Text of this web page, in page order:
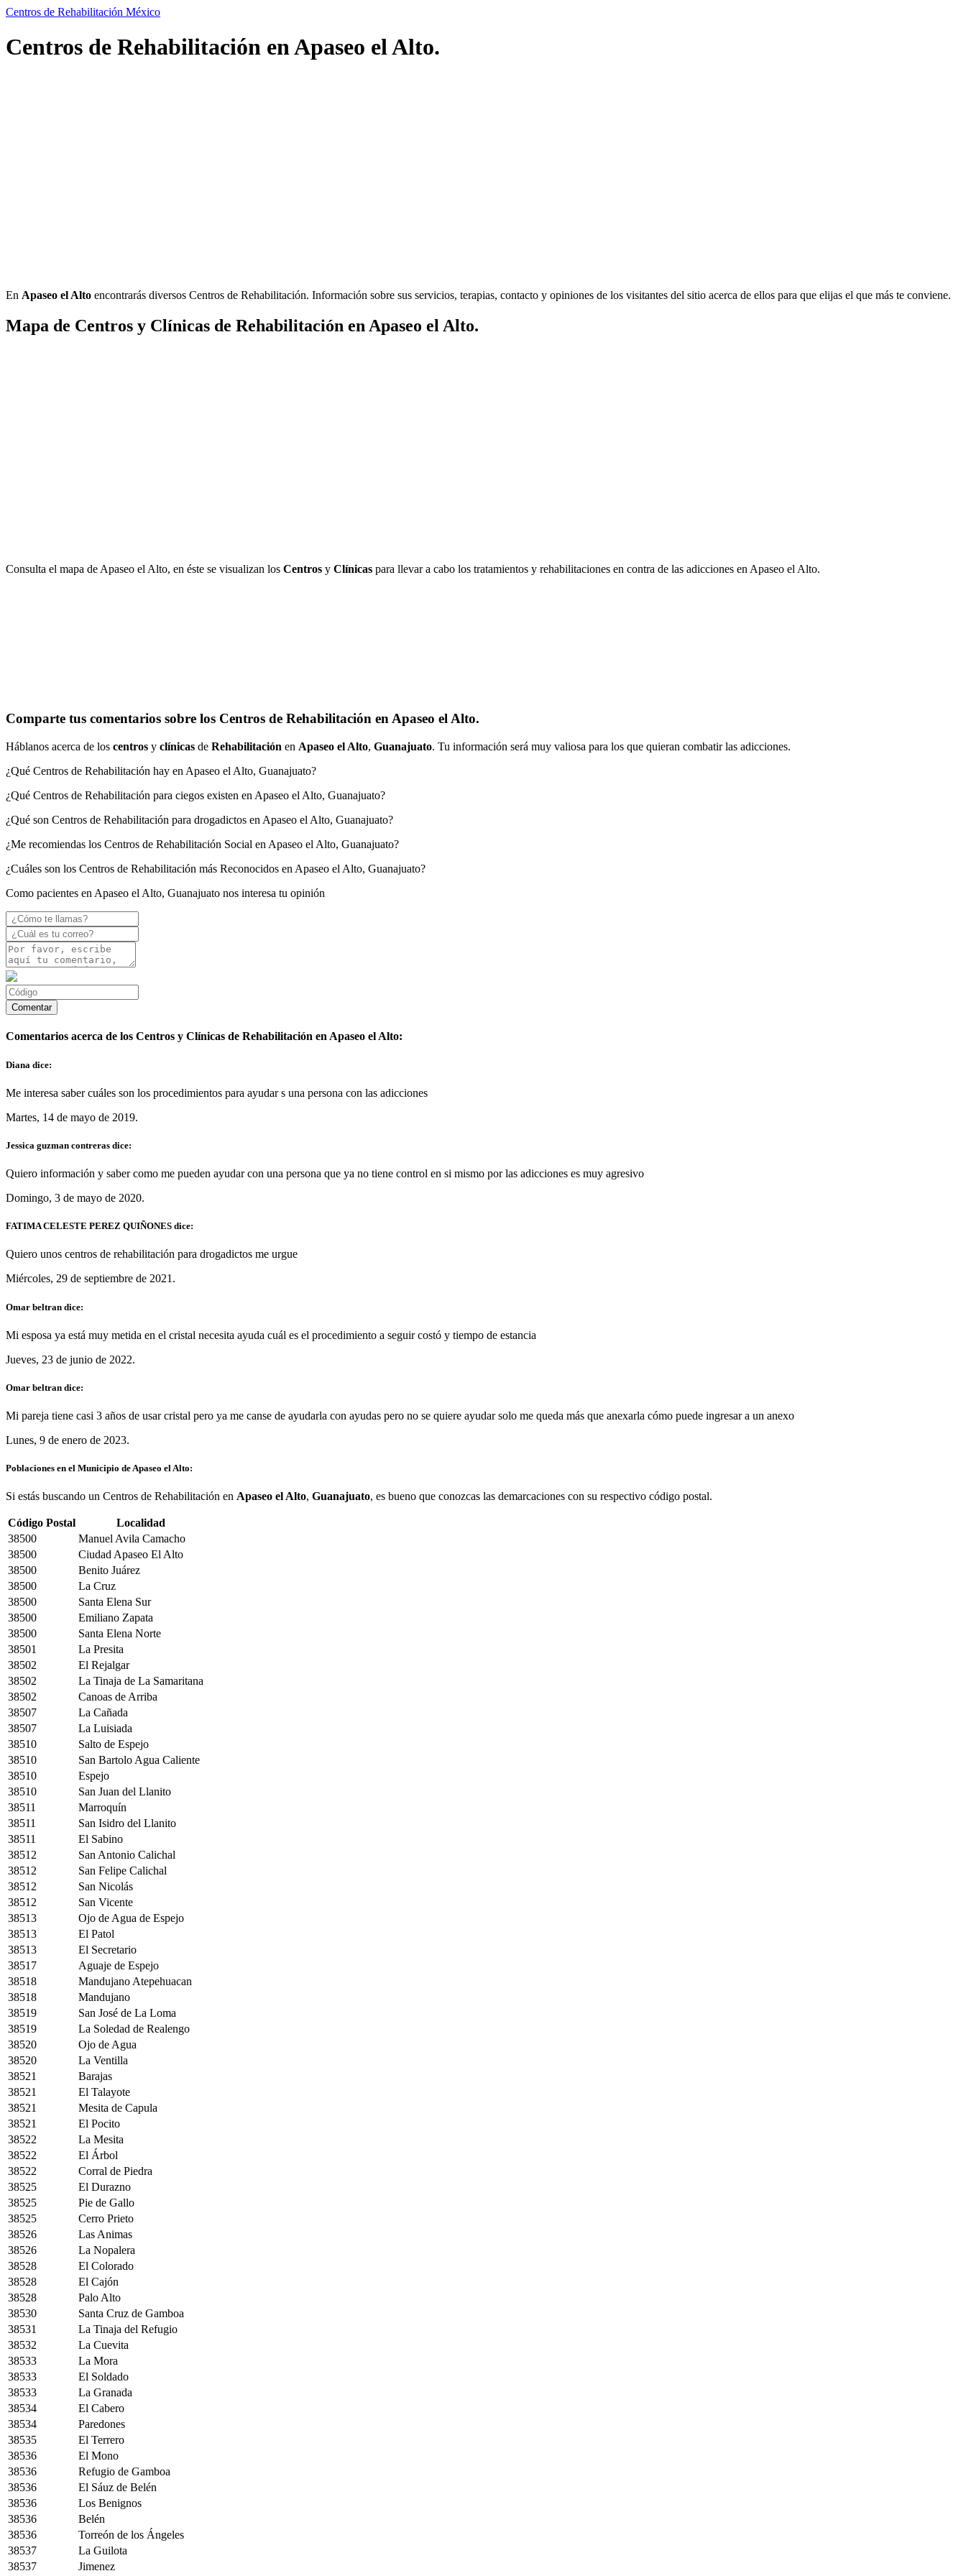
Centros de Rehabilitación México
Centros de Rehabilitación en Apaseo el Alto.
En Apaseo el Alto encontrarás diversos Centros de Rehabilitación. Información sobre sus servicios, terapias, contacto y opiniones de los visitantes del sitio acerca de ellos para que elijas el que más te conviene.
Mapa de Centros y Clínicas de Rehabilitación en Apaseo el Alto.
Consulta el mapa de Apaseo el Alto, en éste se visualizan los Centros y Clínicas para llevar a cabo los tratamientos y rehabilitaciones en contra de las adicciones en Apaseo el Alto.
Comparte tus comentarios sobre los Centros de Rehabilitación en Apaseo el Alto.
Háblanos acerca de los centros y clínicas de Rehabilitación en Apaseo el Alto, Guanajuato. Tu información será muy valiosa para los que quieran combatir las adicciones.
¿Qué Centros de Rehabilitación hay en Apaseo el Alto, Guanajuato?
¿Qué Centros de Rehabilitación para ciegos existen en Apaseo el Alto, Guanajuato?
¿Qué son Centros de Rehabilitación para drogadictos en Apaseo el Alto, Guanajuato?
¿Me recomiendas los Centros de Rehabilitación Social en Apaseo el Alto, Guanajuato?
¿Cuáles son los Centros de Rehabilitación más Reconocidos en Apaseo el Alto, Guanajuato?
Como pacientes en Apaseo el Alto, Guanajuato nos interesa tu opinión
Comentarios acerca de los Centros y Clínicas de Rehabilitación en Apaseo el Alto:
Diana dice:
Me interesa saber cuáles son los procedimientos para ayudar s una persona con las adicciones
Martes, 14 de mayo de 2019.
Jessica guzman contreras dice:
Quiero información y saber como me pueden ayudar con una persona que ya no tiene control en si mismo por las adicciones es muy agresivo
Domingo, 3 de mayo de 2020.
FATIMA CELESTE PEREZ QUIÑONES dice:
Quiero unos centros de rehabilitación para drogadictos me urgue
Miércoles, 29 de septiembre de 2021.
Omar beltran dice:
Mi esposa ya está muy metida en el cristal necesita ayuda cuál es el procedimiento a seguir costó y tiempo de estancia
Jueves, 23 de junio de 2022.
Omar beltran dice:
Mi pareja tiene casi 3 años de usar cristal pero ya me canse de ayudarla con ayudas pero no se quiere ayudar solo me queda más que anexarla cómo puede ingresar a un anexo
Lunes, 9 de enero de 2023.
Poblaciones en el Municipio de Apaseo el Alto:
Si estás buscando un Centros de Rehabilitación en Apaseo el Alto, Guanajuato, es bueno que conozcas las demarcaciones con su respectivo código postal.
Código Postal
Localidad
38500
Manuel Avila Camacho
38500
Ciudad Apaseo El Alto
38500
Benito Juárez
38500
La Cruz
38500
Santa Elena Sur
38500
Emiliano Zapata
38500
Santa Elena Norte
38501
La Presita
38502
El Rejalgar
38502
La Tinaja de La Samaritana
38502
Canoas de Arriba
38507
La Cañada
38507
La Luisiada
38510
Salto de Espejo
38510
San Bartolo Agua Caliente
38510
Espejo
38510
San Juan del Llanito
38511
Marroquín
38511
San Isidro del Llanito
38511
El Sabino
38512
San Antonio Calichal
38512
San Felipe Calichal
38512
San Nicolás
38512
San Vicente
38513
Ojo de Agua de Espejo
38513
El Patol
38513
El Secretario
38517
Aguaje de Espejo
38518
Mandujano Atepehuacan
38518
Mandujano
38519
San José de La Loma
38519
La Soledad de Realengo
38520
Ojo de Agua
38520
La Ventilla
38521
Barajas
38521
El Talayote
38521
Mesita de Capula
38521
El Pocito
38522
La Mesita
38522
El Árbol
38522
Corral de Piedra
38525
El Durazno
38525
Pie de Gallo
38525
Cerro Prieto
38526
Las Animas
38526
La Nopalera
38528
El Colorado
38528
El Cajón
38528
Palo Alto
38530
Santa Cruz de Gamboa
38531
La Tinaja del Refugio
38532
La Cuevita
38533
La Mora
38533
El Soldado
38533
La Granada
38534
El Cabero
38534
Paredones
38535
El Terrero
38536
El Mono
38536
Refugio de Gamboa
38536
El Sáuz de Belén
38536
Los Benignos
38536
Belén
38536
Torreón de los Ángeles
38537
La Guilota
38537
Jimenez